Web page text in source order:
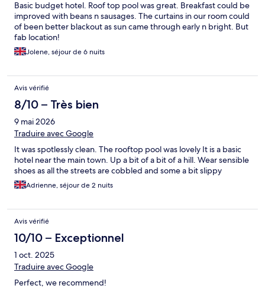
Basic budget hotel. Roof top pool was great. Breakfast could be
improved with beans n sausages. The curtains in our room could
of been better blackout as sun came through early n bright. But
fab location!
Jolene, séjour de 6 nuits
Avis vérifié
8/10 – Très bien
9 mai 2026
Traduire avec Google
It was spotlessly clean. The rooftop pool was lovely It is a basic
hotel near the main town. Up a bit of a bit of a hill. Wear sensible
shoes as all the streets are cobbled and some a bit slippy
Adrienne, séjour de 2 nuits
Avis vérifié
10/10 – Exceptionnel
1 oct. 2025
Traduire avec Google
Perfect, we recommend!